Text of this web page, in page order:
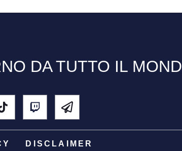
DA TUTTO IL
DISCLAIMER